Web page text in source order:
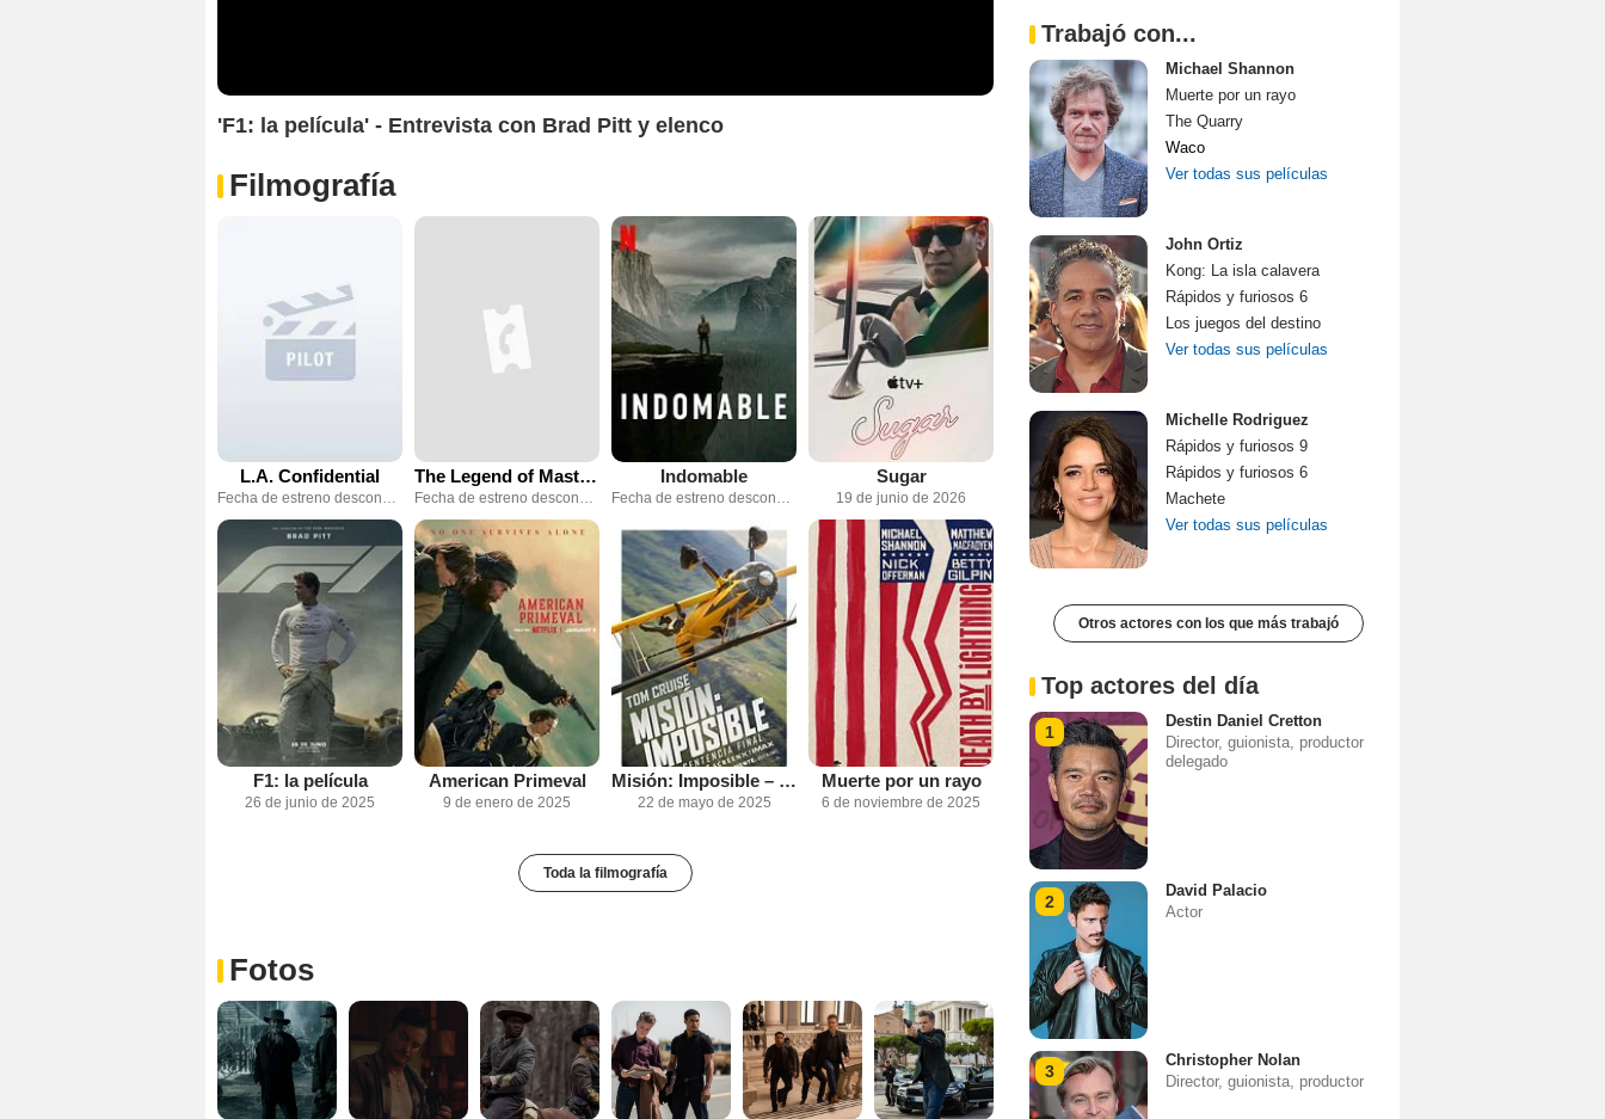
'F1: la película' - Entrevista con Brad Pitt y elenco
Filmografía
L.A. Confidential
Fecha de estreno desconocida
The Legend of Master Legend
Fecha de estreno desconocida
Indomable
Fecha de estreno desconocida
Sugar
19 de junio de 2026
F1: la película
26 de junio de 2025
American Primeval
9 de enero de 2025
Misión: Imposible – La Sentencia Final
22 de mayo de 2025
Muerte por un rayo
6 de noviembre de 2025
Toda la filmografía
Fotos
Trabajó con...
Michael Shannon
Muerte por un rayo
The Quarry
Waco
Ver todas sus películas
John Ortiz
Kong: La isla calavera
Rápidos y furiosos 6
Los juegos del destino
Ver todas sus películas
Michelle Rodriguez
Rápidos y furiosos 9
Rápidos y furiosos 6
Machete
Ver todas sus películas
Otros actores con los que más trabajó
Top actores del día
1
Destin Daniel Cretton
Director, guionista, productor
delegado
2
David Palacio
Actor
3
Christopher Nolan
Director, guionista, productor